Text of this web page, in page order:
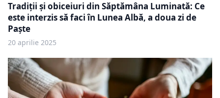
Tradiții și obiceiuri din Săptămâna Luminată: Ce
este interzis să faci în Lunea Albă, a doua zi de
Paște
20 aprilie 2025